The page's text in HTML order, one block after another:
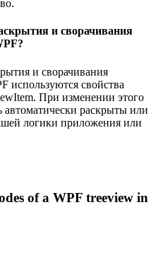
и сворачивания
и сворачивания
используются свойства
При изменении этого
автоматически раскрыты или
логики приложения или
of a WPF treeview in